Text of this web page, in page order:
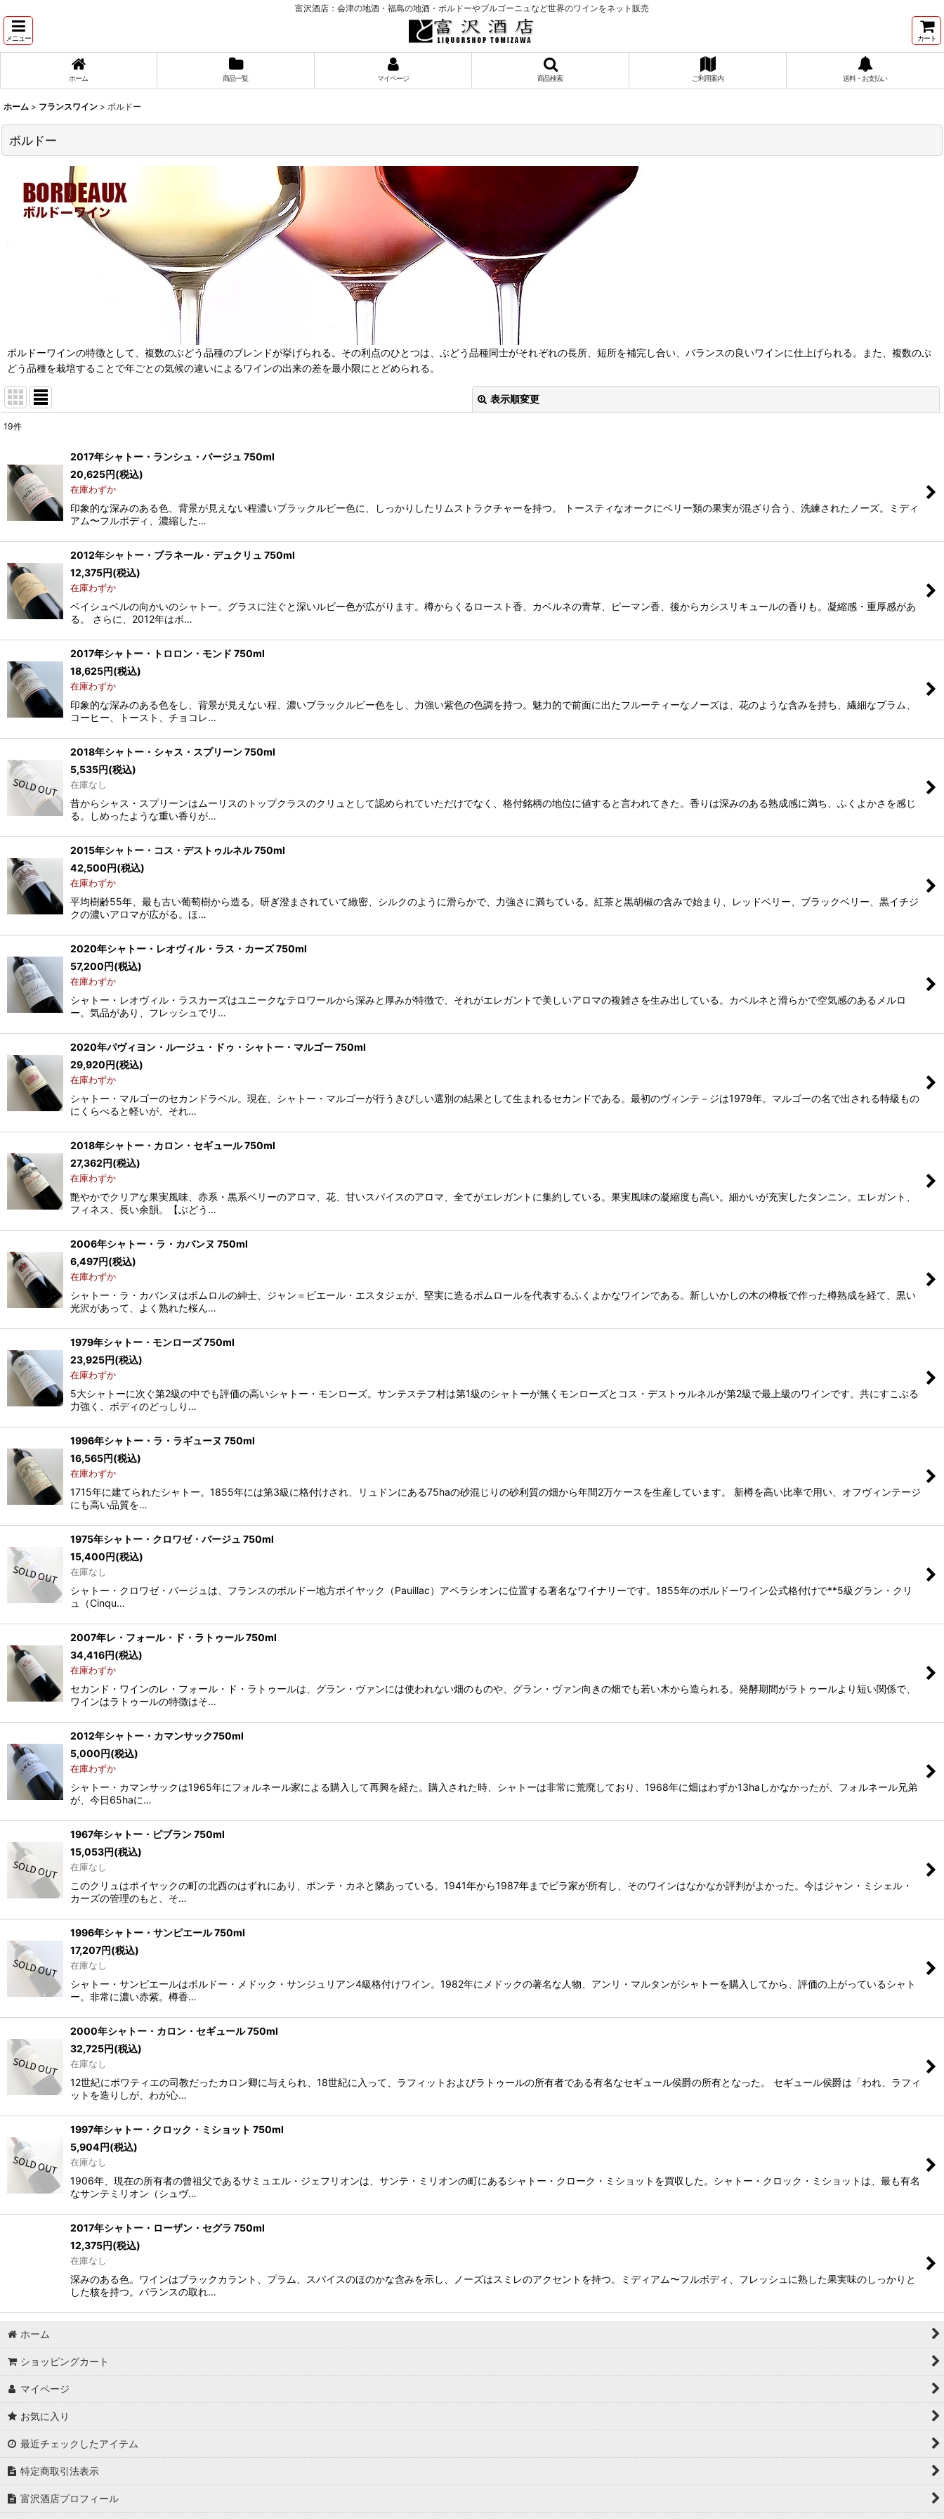
富沢酒店：会津の地酒・福島の地酒・ボルドーやブルゴーニュなど世界のワインをネット販売
メニュー カート
ホーム 商品一覧 マイページ 商品検索 ご利用案内 送料・お支払い
ホーム > フランスワイン > ボルドー
ボルドー
ボルドーワインの特徴として、複数のぶどう品種のブレンドが挙げられる。その利点のひとつは、ぶどう品種同士がそれぞれの長所、短所を補完し合い、バランスの良いワインに仕上げられる。また、複数のぶ
どう品種を栽培することで年ごとの気候の違いによるワインの出来の差を最小限にとどめられる。
表示順変更
並び順
絞り込む
19件
2017年シャトー・ランシュ・バージュ 750ml
20,625円(税込)
在庫わずか
印象的な深みのある色、背景が見えない程濃いブラックルビー色に、しっかりしたリムストラクチャーを持つ。 トースティなオークにベリー類の果実が混ざり合う、洗練されたノーズ。ミディ
アム〜フルボディ、濃縮した…
2012年シャトー・ブラネール・デュクリュ 750ml
12,375円(税込)
在庫わずか
ベイシュベルの向かいのシャトー。グラスに注ぐと深いルビー色が広がります。樽からくるロースト香、カベルネの青草、ピーマン香、後からカシスリキュールの香りも。凝縮感・重厚感があ
る。 さらに、2012年はボ…
2017年シャトー・トロロン・モンド 750ml
18,625円(税込)
在庫わずか
印象的な深みのある色をし、背景が見えない程、濃いブラックルビー色をし、力強い紫色の色調を持つ。魅力的で前面に出たフルーティーなノーズは、花のような含みを持ち、繊細なプラム、
コーヒー、トースト、チョコレ…
2018年シャトー・シャス・スプリーン 750ml
5,535円(税込)
在庫なし
昔からシャス・スプリーンはムーリスのトップクラスのクリュとして認められていただけでなく、格付銘柄の地位に値すると言われてきた。香りは深みのある熟成感に満ち、ふくよかさを感じ
る。しめったような重い香りが…
2015年シャトー・コス・デストゥルネル 750ml
42,500円(税込)
在庫わずか
平均樹齢55年、最も古い葡萄樹から造る。研ぎ澄まされていて緻密、シルクのように滑らかで、力強さに満ちている。紅茶と黒胡椒の含みで始まり、レッドベリー、ブラックベリー、黒イチジ
クの濃いアロマが広がる。ほ…
2020年シャトー・レオヴィル・ラス・カーズ 750ml
57,200円(税込)
在庫わずか
シャトー・レオヴィル・ラスカーズはユニークなテロワールから深みと厚みが特徴で、それがエレガントで美しいアロマの複雑さを生み出している。カベルネと滑らかで空気感のあるメルロ
ー。気品があり、フレッシュでリ…
2020年パヴィヨン・ルージュ・ドゥ・シャトー・マルゴー 750ml
29,920円(税込)
在庫わずか
シャトー・マルゴーのセカンドラベル。現在、シャトー・マルゴーが行うきびしい選別の結果として生まれるセカンドである。最初のヴィンテ－ジは1979年。マルゴーの名で出される特級もの
にくらべると軽いが、それ…
2018年シャトー・カロン・セギュール 750ml
27,362円(税込)
在庫わずか
艶やかでクリアな果実風味、赤系・黒系ベリーのアロマ、花、甘いスパイスのアロマ、全てがエレガントに集約している。果実風味の凝縮度も高い。細かいが充実したタンニン。エレガント、
フィネス、長い余韻。【ぶどう…
2006年シャトー・ラ・カバンヌ 750ml
6,497円(税込)
在庫わずか
シャトー・ラ・カバンヌはポムロルの紳士、ジャン＝ピエール・エスタジェが、堅実に造るポムロールを代表するふくよかなワインである。新しいかしの木の樽板で作った樽熟成を経て、黒い
光沢があって、よく熟れた桜ん…
1979年シャトー・モンローズ 750ml
23,925円(税込)
在庫わずか
5大シャトーに次ぐ第2級の中でも評価の高いシャトー・モンローズ。サンテステフ村は第1級のシャトーが無くモンローズとコス・デストゥルネルが第2級で最上級のワインです。共にすこぶる
力強く、ボディのどっしり…
1996年シャトー・ラ・ラギューヌ 750ml
16,565円(税込)
在庫わずか
1715年に建てられたシャトー。1855年には第3級に格付けされ、リュドンにある75haの砂混じりの砂利質の畑から年間2万ケースを生産しています。 新樽を高い比率で用い、オフヴィンテージ
にも高い品質を…
1975年シャトー・クロワゼ・バージュ 750ml
15,400円(税込)
在庫なし
シャトー・クロワゼ・バージュは、フランスのボルドー地方ポイヤック（Pauillac）アペラシオンに位置する著名なワイナリーです。1855年のボルドーワイン公式格付けで**5級グラン・クリ
ュ（Cinqu…
2007年レ・フォール・ド・ラトゥール 750ml
34,416円(税込)
在庫わずか
セカンド・ワインのレ・フォール・ド・ラトゥールは、グラン・ヴァンには使われない畑のものや、グラン・ヴァン向きの畑でも若い木から造られる。発酵期間がラトゥールより短い関係で、
ワインはラトゥールの特徴はそ…
2012年シャトー・カマンサック750ml
5,000円(税込)
在庫わずか
シャトー・カマンサックは1965年にフォルネール家による購入して再興を経た。購入された時、シャトーは非常に荒廃しており、1968年に畑はわずか13haしかなかったが、フォルネール兄弟
が、今日65haに…
1967年シャトー・ピブラン 750ml
15,053円(税込)
在庫なし
このクリュはポイヤックの町の北西のはずれにあり、ポンテ・カネと隣あっている。1941年から1987年までビラ家が所有し、そのワインはなかなか評判がよかった。今はジャン・ミシェル・
カーズの管理のもと、そ…
1996年シャトー・サンピエール 750ml
17,207円(税込)
在庫なし
シャトー・サンピエールはボルドー・メドック・サンジュリアン4級格付けワイン。1982年にメドックの著名な人物、アンリ・マルタンがシャトーを購入してから、評価の上がっているシャト
ー。非常に濃い赤紫。樽香…
2000年シャトー・カロン・セギュール 750ml
32,725円(税込)
在庫なし
12世紀にポワティエの司教だったカロン卿に与えられ、18世紀に入って、ラフィットおよびラトゥールの所有者である有名なセギュール侯爵の所有となった。 セギュール侯爵は「われ、ラフィ
ットを造りしが、わが心…
1997年シャトー・クロック・ミショット 750ml
5,904円(税込)
在庫なし
1906年、現在の所有者の曾祖父であるサミュエル・ジェフリオンは、サンテ・ミリオンの町にあるシャトー・クローク・ミショットを買収した。シャトー・クロック・ミショットは、最も有名
なサンテミリオン（シュヴ…
2017年シャトー・ローザン・セグラ 750ml
12,375円(税込)
在庫なし
深みのある色。ワインはブラックカラント、プラム、スパイスのほのかな含みを示し、ノーズはスミレのアクセントを持つ。ミディアム〜フルボディ、フレッシュに熟した果実味のしっかりと
した核を持つ。バランスの取れ…
ホーム
ショッピングカート
マイページ
お気に入り
最近チェックしたアイテム
特定商取引法表示
富沢酒店プロフィール